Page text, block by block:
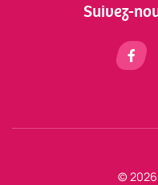
Suivez-
© 2026